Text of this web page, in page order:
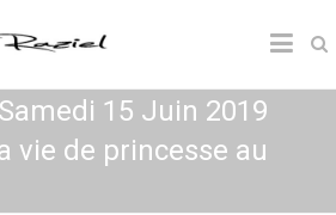
15 Juin 2019
vie de princesse au